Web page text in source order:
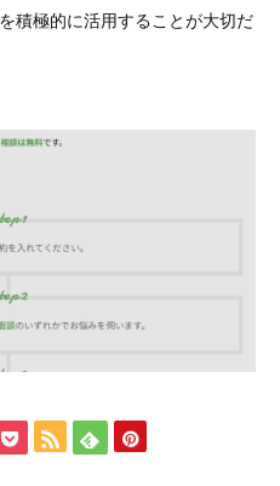
積極的に活用することが大切だ